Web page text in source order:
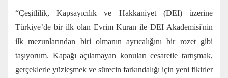
“Çeşitlilik, Kapsayıcılık ve Hakkaniyet (DEI) üzerine
Türkiye’de bir ilk olan Evrim Kuran ile DEI Akademisi'nin
ilk mezunlarından biri olmanın ayrıcalığını bir rozet gibi
taşıyorum. Kapağı açılamayan konuları cesaretle tartışmak,
gerçeklerle yüzleşmek ve sürecin farkındalığı için yeni fikirler